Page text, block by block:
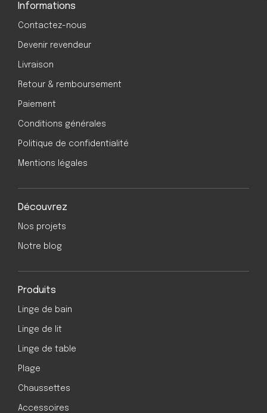
Informations
Contactez-nous
Devenir revendeur
Livraison
Retour & remboursement
Paiement
Conditions générales
Politique de confidentialité
Mentions légales
Découvrez
Nos projets
Notre blog
Produits
Linge de bain
Linge de lit
Linge de table
Plage
Chaussettes
Accessoires